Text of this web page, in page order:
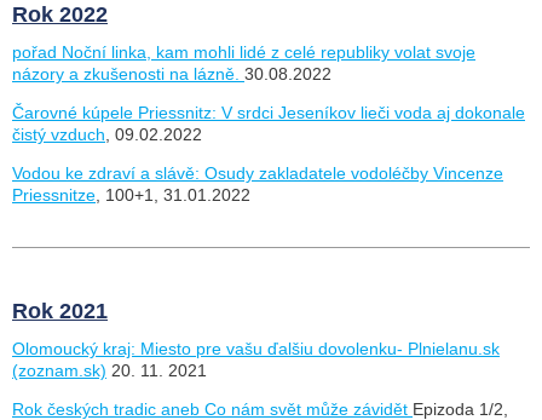
Rok 2022
pořad Noční linka, kam mohli lidé z celé republiky volat svoje
názory a zkušenosti na lázně. 30.08.2022
Čarovné kúpele Priessnitz: V srdci Jeseníkov lieči voda aj dokonale
čistý vzduch , 09.02.2022
Vodou ke zdraví a slávě: Osudy zakladatele vodoléčby Vincenze
Priessnitze , 100+1, 31.01.2022
Rok 2021
Olomoucký kraj: Miesto pre vašu ďalšiu dovolenku- Plnielanu.sk
(zoznam.sk) 20. 11. 2021
Rok českých tradic aneb Co nám svět může závidět Epizoda 1/2,